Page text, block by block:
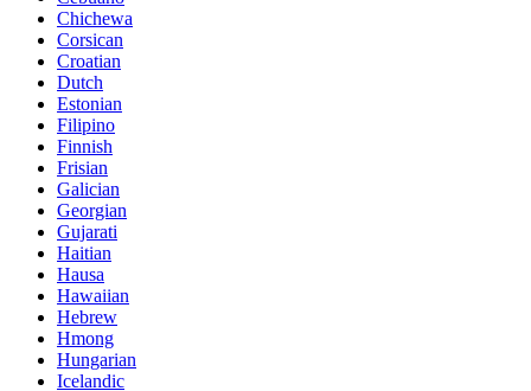
Chichewa
Corsican
Croatian
Dutch
Estonian
Filipino
Finnish
Frisian
Galician
Georgian
Gujarati
Haitian
Hausa
Hawaiian
Hebrew
Hmong
Hungarian
Icelandic